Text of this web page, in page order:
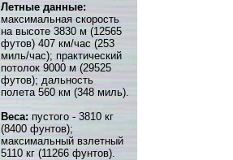
Летные данные:
максимальная скорость
на высоте 3830 м (12565
футов) 407 км/час (253
миль/час); практический
потолок 9000 м (29525
футов); дальность
полета 560 км (348 миль).
Веса: пустого - 3810 кг
(8400 фунтов);
максимальный взлетный
5110 кг (11266 фунтов).